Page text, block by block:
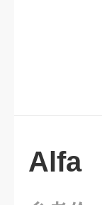
Alfa